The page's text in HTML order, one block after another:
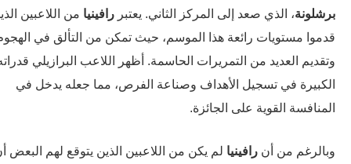
، الذي صعد إلى المركز الثاني. يعتبر رافينيا من اللاعبين الذين
مستويات رائعة هذا الموسم، حيث تمكن من التألق في الهجوم
العديد من التمريرات الحاسمة. أظهر اللاعب البرازيلي قدراته
في تسجيل الأهداف وصناعة الفرص، مما جعله يدخل في
القوية على الجائزة.
من أنرافينيا لم يكن من اللاعبين الذين يتوقع لهم البعض أن